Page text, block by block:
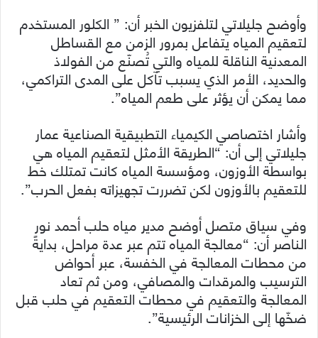
وأوضح جليلاتي لتلفزيون الخبر أن: ” الكلور المستخدم
لتعقيم المياه يتفاعل بمرور الزمن مع القساطل
المعدنية الناقلة للمياه والتي تُصنّع من الفولاذ
والحديد، الأمر الذي يسبب تآكل على المدى التراكمي،
مما يمكن أن يؤثر على طعم المياه”.
وأشار اختصاصي الكيمياء التطبيقية الصناعية عمار
جليلاتي إلى أن: “الطريقة الأمثل لتعقيم المياه هي
بواسطة الأوزون، ومؤسسة المياه كانت تمتلك خط
للتعقيم بالأوزون لكن تضررت تجهيزاته بفعل الحرب”.
وفي سياق متصل أوضح مدير مياه حلب أحمد نور
الناصر أن: “معالجة المياه تتم عبر عدة مراحل، بدايةً
من محطات المعالجة في الخفسة، عبر أحواض
الترسيب والمرقدات والمصافي، ومن ثم تعاد
المعالجة والتعقيم في محطات التعقيم في حلب قبل
ضخّها إلى الخزانات الرئيسية”.